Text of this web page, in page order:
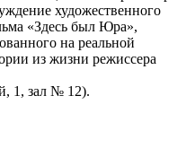
художественного
«Здесь был Юра»,
на реальной
из жизни режиссера
1, зал № 12).